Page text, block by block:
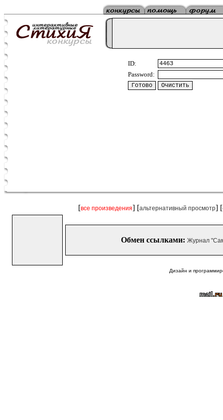
ID:
Password:
[все произведения] [альтернативный просмотр] [
Обмен ссылками: Журнал
Дизайн и